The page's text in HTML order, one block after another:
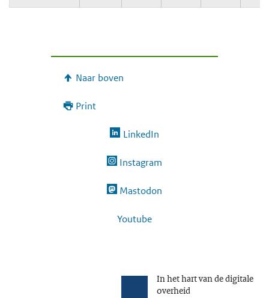
Naar boven
Print
LinkedIn
Instagram
Mastodon
Youtube
In het hart van de digitale
overheid